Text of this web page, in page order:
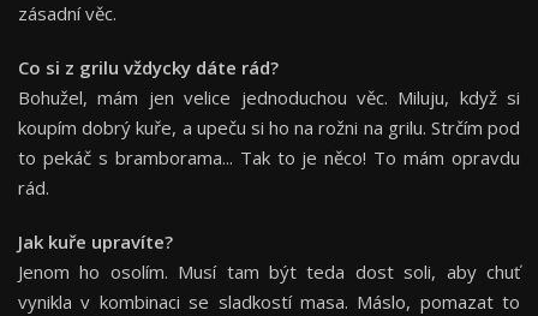
zásadní věc.
Co si z grilu vždycky dáte rád?
Bohužel, mám jen velice jednoduchou věc. Miluju, když si
koupím dobrý kuře, a upeču si ho na rožni na grilu. Strčím pod
to pekáč s bramborama... Tak to je něco! To mám opravdu
rád.
Jak kuře upravíte?
Jenom ho osolím. Musí tam být teda dost soli, aby chuť
vynikla v kombinaci se sladkostí masa. Máslo, pomazat to